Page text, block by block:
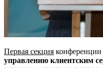
Первая секция конференции
управлению клиентским